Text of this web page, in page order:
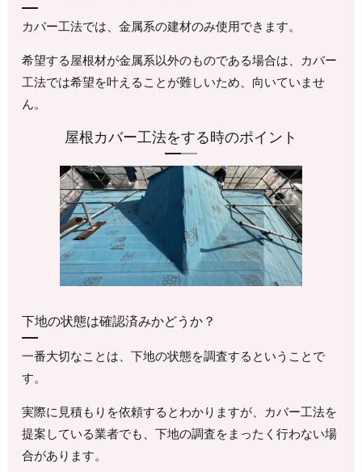
カバー工法では、金属系の建材のみ使用できます。
希望する屋根材が金属系以外のものである場合は、カバー
工法では希望を叶えることが難しいため、向いていませ
ん。
屋根カバー工法をする時のポイント
下地の状態は確認済みかどうか？
一番大切なことは、下地の状態を調査するということで
す。
実際に見積もりを依頼するとわかりますが、カバー工法を
提案している業者でも、下地の調査をまったく行わない場
合があります。